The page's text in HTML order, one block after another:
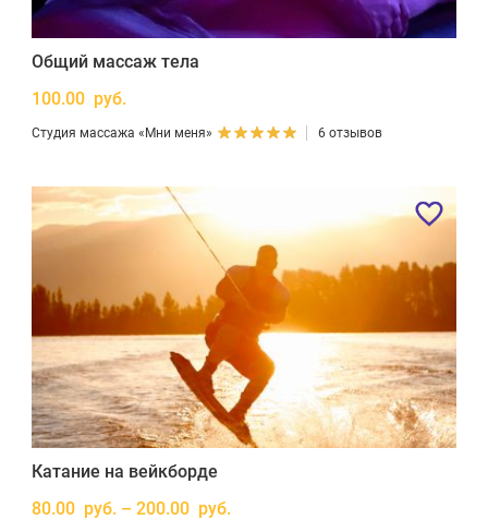
Общий массаж тела
100.00 руб.
Студия массажа «Мни меня» 6 отзывов
Катание на вейкборде
80.00 руб. – 200.00 руб.